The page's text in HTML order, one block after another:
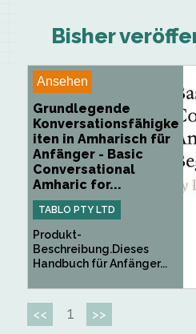
Bisher
Ansehen
Grundlegende
Konversationsfähigke
iten in Amharisch für
Anfänger - Basic
Conversational
Amharic for...
TABLO PTY LTD
Produkt-
Beschreibung.Dieses
Handbuch für Anfänger...
<< 1 >>